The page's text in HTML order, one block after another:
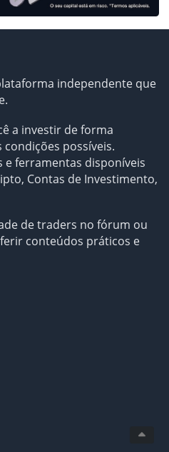
independente que
a investir de forma
possíveis.
e ferramentas disponíveis
Contas de Investimento,
de traders no fórum ou
conteúdos práticos e